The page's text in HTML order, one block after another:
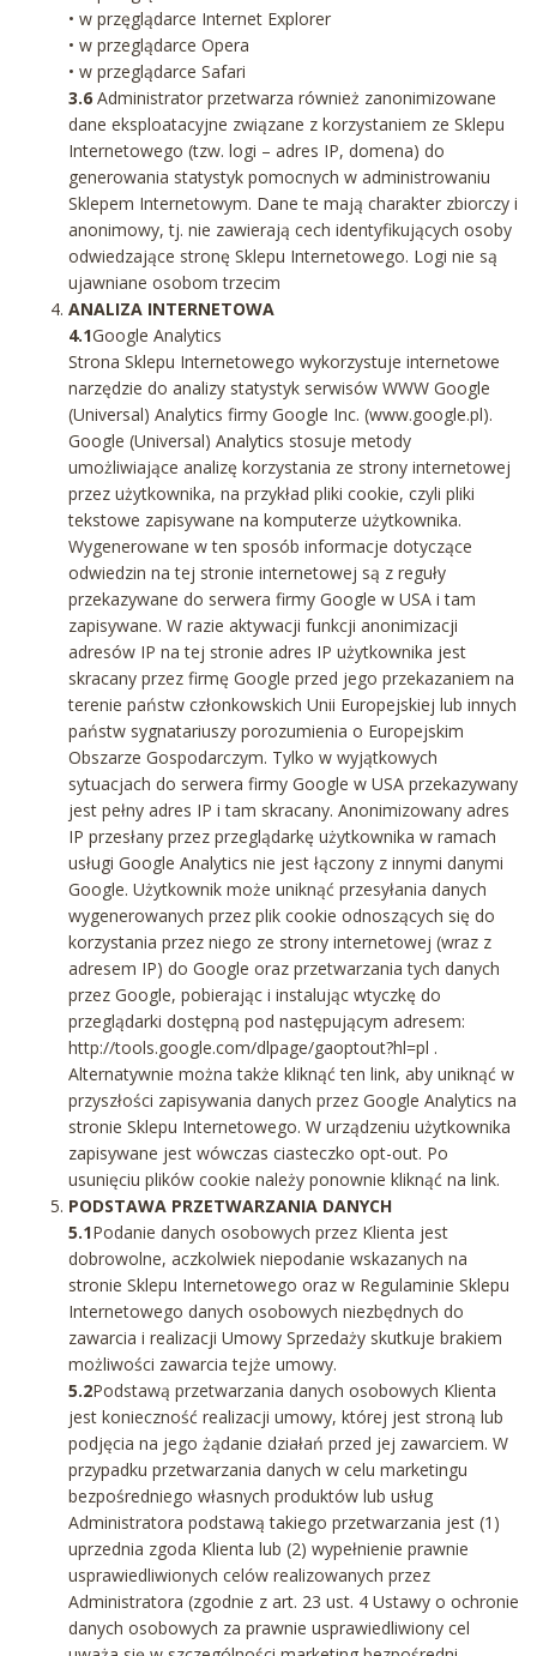
• w przęglądarce Internet Explorer
• w przeglądarce Opera
• w przeglądarce Safari
3.6 Administrator przetwarza również zanonimizowane
dane eksploatacyjne związane z korzystaniem ze Sklepu
Internetowego (tzw. logi – adres IP, domena) do
generowania statystyk pomocnych w administrowaniu
Sklepem Internetowym. Dane te mają charakter zbiorczy i
anonimowy, tj. nie zawierają cech identyfikujących osoby
odwiedzające stronę Sklepu Internetowego. Logi nie są
ujawniane osobom trzecim
ANALIZA INTERNETOWA
4.1Google Analytics
Strona Sklepu Internetowego wykorzystuje internetowe
narzędzie do analizy statystyk serwisów WWW Google
(Universal) Analytics firmy Google Inc. (www.google.pl).
Google (Universal) Analytics stosuje metody
umożliwiające analizę korzystania ze strony internetowej
przez użytkownika, na przykład pliki cookie, czyli pliki
tekstowe zapisywane na komputerze użytkownika.
Wygenerowane w ten sposób informacje dotyczące
odwiedzin na tej stronie internetowej są z reguły
przekazywane do serwera firmy Google w USA i tam
zapisywane. W razie aktywacji funkcji anonimizacji
adresów IP na tej stronie adres IP użytkownika jest
skracany przez firmę Google przed jego przekazaniem na
terenie państw członkowskich Unii Europejskiej lub innych
państw sygnatariuszy porozumienia o Europejskim
Obszarze Gospodarczym. Tylko w wyjątkowych
sytuacjach do serwera firmy Google w USA przekazywany
jest pełny adres IP i tam skracany. Anonimizowany adres
IP przesłany przez przeglądarkę użytkownika w ramach
usługi Google Analytics nie jest łączony z innymi danymi
Google. Użytkownik może uniknąć przesyłania danych
wygenerowanych przez plik cookie odnoszących się do
korzystania przez niego ze strony internetowej (wraz z
adresem IP) do Google oraz przetwarzania tych danych
przez Google, pobierając i instalując wtyczkę do
przeglądarki dostępną pod następującym adresem:
http://tools.google.com/dlpage/gaoptout?hl=pl .
Alternatywnie można także kliknąć ten link, aby uniknąć w
przyszłości zapisywania danych przez Google Analytics na
stronie Sklepu Internetowego. W urządzeniu użytkownika
zapisywane jest wówczas ciasteczko opt-out. Po
usunięciu plików cookie należy ponownie kliknąć na link.
PODSTAWA PRZETWARZANIA DANYCH
5.1Podanie danych osobowych przez Klienta jest
dobrowolne, aczkolwiek niepodanie wskazanych na
stronie Sklepu Internetowego oraz w Regulaminie Sklepu
Internetowego danych osobowych niezbędnych do
zawarcia i realizacji Umowy Sprzedaży skutkuje brakiem
możliwości zawarcia tejże umowy.
5.2Podstawą przetwarzania danych osobowych Klienta
jest konieczność realizacji umowy, której jest stroną lub
podjęcia na jego żądanie działań przed jej zawarciem. W
przypadku przetwarzania danych w celu marketingu
bezpośredniego własnych produktów lub usług
Administratora podstawą takiego przetwarzania jest (1)
uprzednia zgoda Klienta lub (2) wypełnienie prawnie
usprawiedliwionych celów realizowanych przez
Administratora (zgodnie z art. 23 ust. 4 Ustawy o ochronie
danych osobowych za prawnie usprawiedliwiony cel